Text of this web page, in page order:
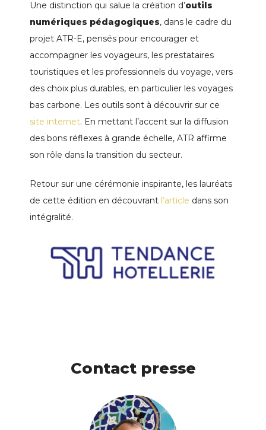
Une distinction qui salue la création d’outils
numériques pédagogiques, dans le cadre du
projet ATR-E, pensés pour encourager et
accompagner les voyageurs, les prestataires
touristiques et les professionnels du voyage, vers
des choix plus durables, en particulier les voyages
bas carbone. Les outils sont à découvrir sur ce
site internet. En mettant l’accent sur la diffusion
des bons réflexes à grande échelle, ATR affirme
son rôle dans la transition du secteur.
Retour sur une cérémonie inspirante, les lauréats
de cette édition en découvrant l’article dans son
intégralité.
Contact presse